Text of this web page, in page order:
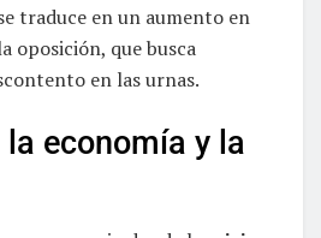
traduce en un aumento en
oposición, que busca
en las urnas.
economía y la